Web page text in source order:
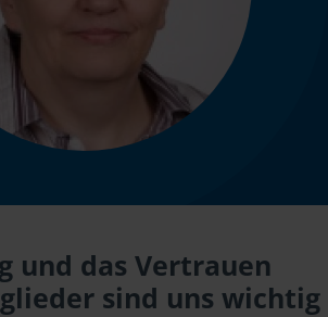
und das Vertrauen
sind uns wichtig